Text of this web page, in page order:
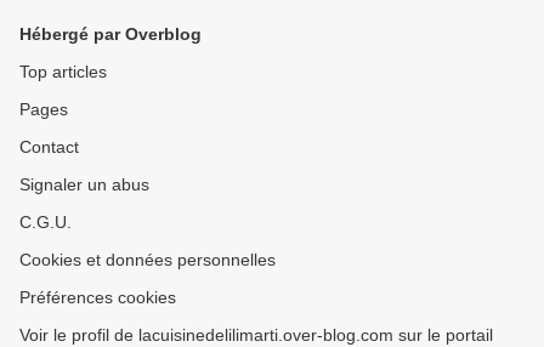
Hébergé par Overblog
Top articles
Pages
Contact
Signaler un abus
C.G.U.
Cookies et données personnelles
Préférences cookies
Voir le profil de lacuisinedelilimarti.over-blog.com sur le portail